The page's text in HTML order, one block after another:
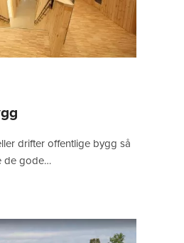
drifter offentlige bygg så
de gode…